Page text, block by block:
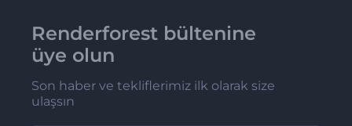
Renderforest bültenine
üye olun
Son haber ve tekliflerimiz ilk olarak size
ulaşsın